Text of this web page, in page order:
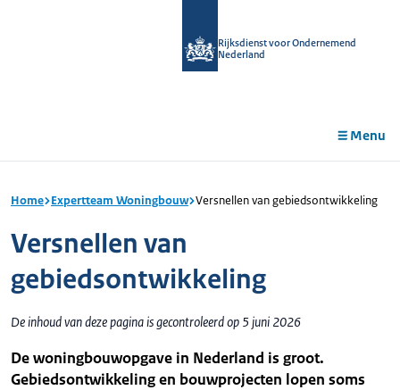
Rijksdienst voor Ondernemend
Nederland
Menu
Home Expertteam Woningbouw Versnellen van gebiedsontwikkeling
Versnellen van
gebiedsontwikkeling
De inhoud van deze pagina is gecontroleerd op 5 juni 2026
De woningbouwopgave in Nederland is groot.
Gebiedsontwikkeling en bouwprojecten lopen soms